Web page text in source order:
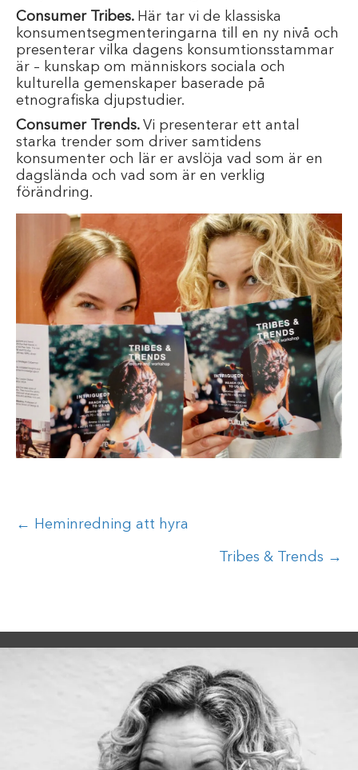
Consumer Tribes. Här tar vi de klassiska
konsumentsegmenteringarna till en ny nivå och
presenterar vilka dagens konsumtionsstammar
är – kunskap om människors sociala och
kulturella gemenskaper baserade på
etnografiska djupstudier.
Consumer Trends. Vi presenterar ett antal
starka trender som driver samtidens
konsumenter och lär er avslöja vad som är en
dagslända och vad som är en verklig
förändring.
Posts
← Heminredning att hyra
Tribes & Trends →